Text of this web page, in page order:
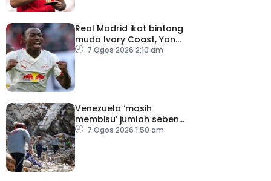
Real Madrid ikat bintang
muda Ivory Coast, Yan
Diomande
7 Ogos 2026 2:10 am
Venezuela ‘masih
membisu’ jumlah sebenar
mangsa hilang dalam
7 Ogos 2026 1:50 am